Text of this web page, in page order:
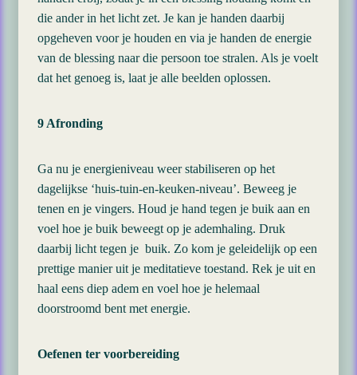
die ander in het licht zet. Je kan je handen daarbij
opgeheven voor je houden en via je handen de energie
van de blessing naar die persoon toe stralen. Als je voelt
dat het genoeg is, laat je alle beelden oplossen.
9 Afronding
Ga nu je energieniveau weer stabiliseren op het
dagelijkse ‘huis-tuin-en-keuken-niveau’. Beweeg je
tenen en je vingers. Houd je hand tegen je buik aan en
voel hoe je buik beweegt op je ademhaling. Druk
daarbij licht tegen je buik. Zo kom je geleidelijk op een
prettige manier uit je meditatieve toestand. Rek je uit en
haal eens diep adem en voel hoe je helemaal
doorstroomd bent met energie.
Oefenen ter voorbereiding